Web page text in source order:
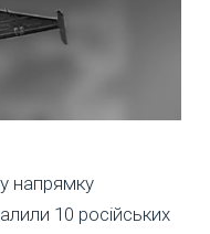
напрямку
10 російських